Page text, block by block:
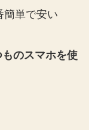
単で安い
のスマホを使